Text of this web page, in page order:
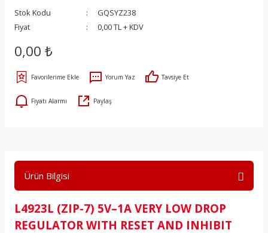
Stok Kodu
GQSYZ238
Fiyat
0,00 TL + KDV
0,00 ₺
Yorum Yaz Tavsiye Et
Fiyatı Alarmı Paylaş
Ürün Bilgisi
L4923L (ZIP-7) 5V–1A VERY LOW DROP
REGULATOR WITH RESET AND INHIBIT